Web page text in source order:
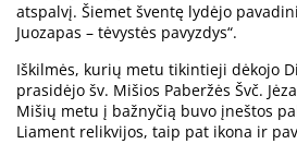
atspalvį. Šiemet šventę lydėjo
Juozapas – tėvystės pavyzdys“.
Iškilmės, kurių metu tikintieji dėkojo
prasidėjo šv. Mišios Paberžės Švč.
Mišių metu į bažnyčią buvo įneštos
Liament relikvijos, taip pat ikona ir